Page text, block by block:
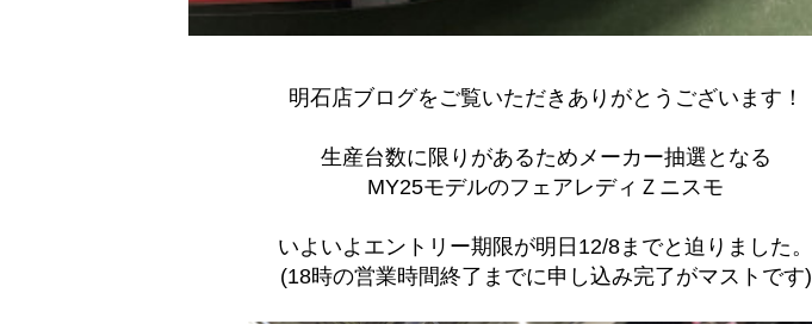
明石店ブログをご覧いただきありがとうございます！
生産台数に限りがあるためメーカー抽選となる
MY25モデルのフェアレディＺニスモ
いよいよエントリー期限が明日12/8までと迫りました。
(18時の営業時間終了までに申し込み完了がマストです)